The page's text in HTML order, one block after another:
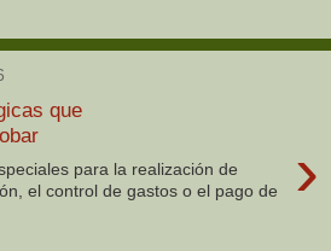
que
›
para la realización de
el control de gastos o el pago de